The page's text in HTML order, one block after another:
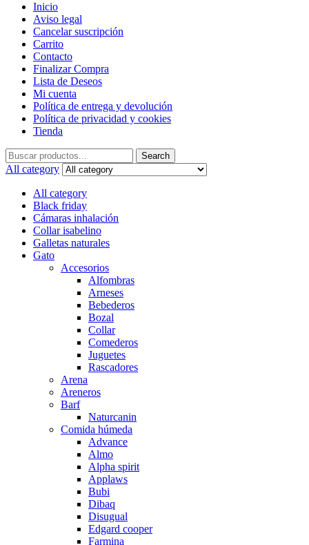
Inicio
Aviso legal
Cancelar suscripción
Carrito
Contacto
Finalizar Compra
Lista de Deseos
Mi cuenta
Política de entrega y devolución
Política de privacidad y cookies
Tienda
Search
for:
Search
All category
All category
Black friday
Cámaras inhalación
Collar isabelino
Galletas naturales
Gato
Accesorios
Alfombras
Arneses
Bebederos
Bozal
Collar
Comederos
Juguetes
Rascadores
Arena
Areneros
Barf
Naturcanin
Comida húmeda
Advance
Almo
Alpha spirit
Applaws
Bubi
Dibaq
Disugual
Edgard cooper
Farmina